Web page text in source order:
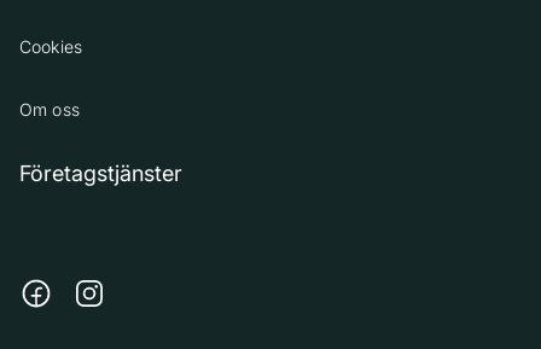
Cookies
Om oss
Företagstjänster